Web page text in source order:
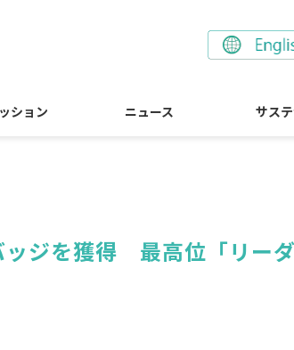
ション ニュース サス
ジを獲得　最高位「リー